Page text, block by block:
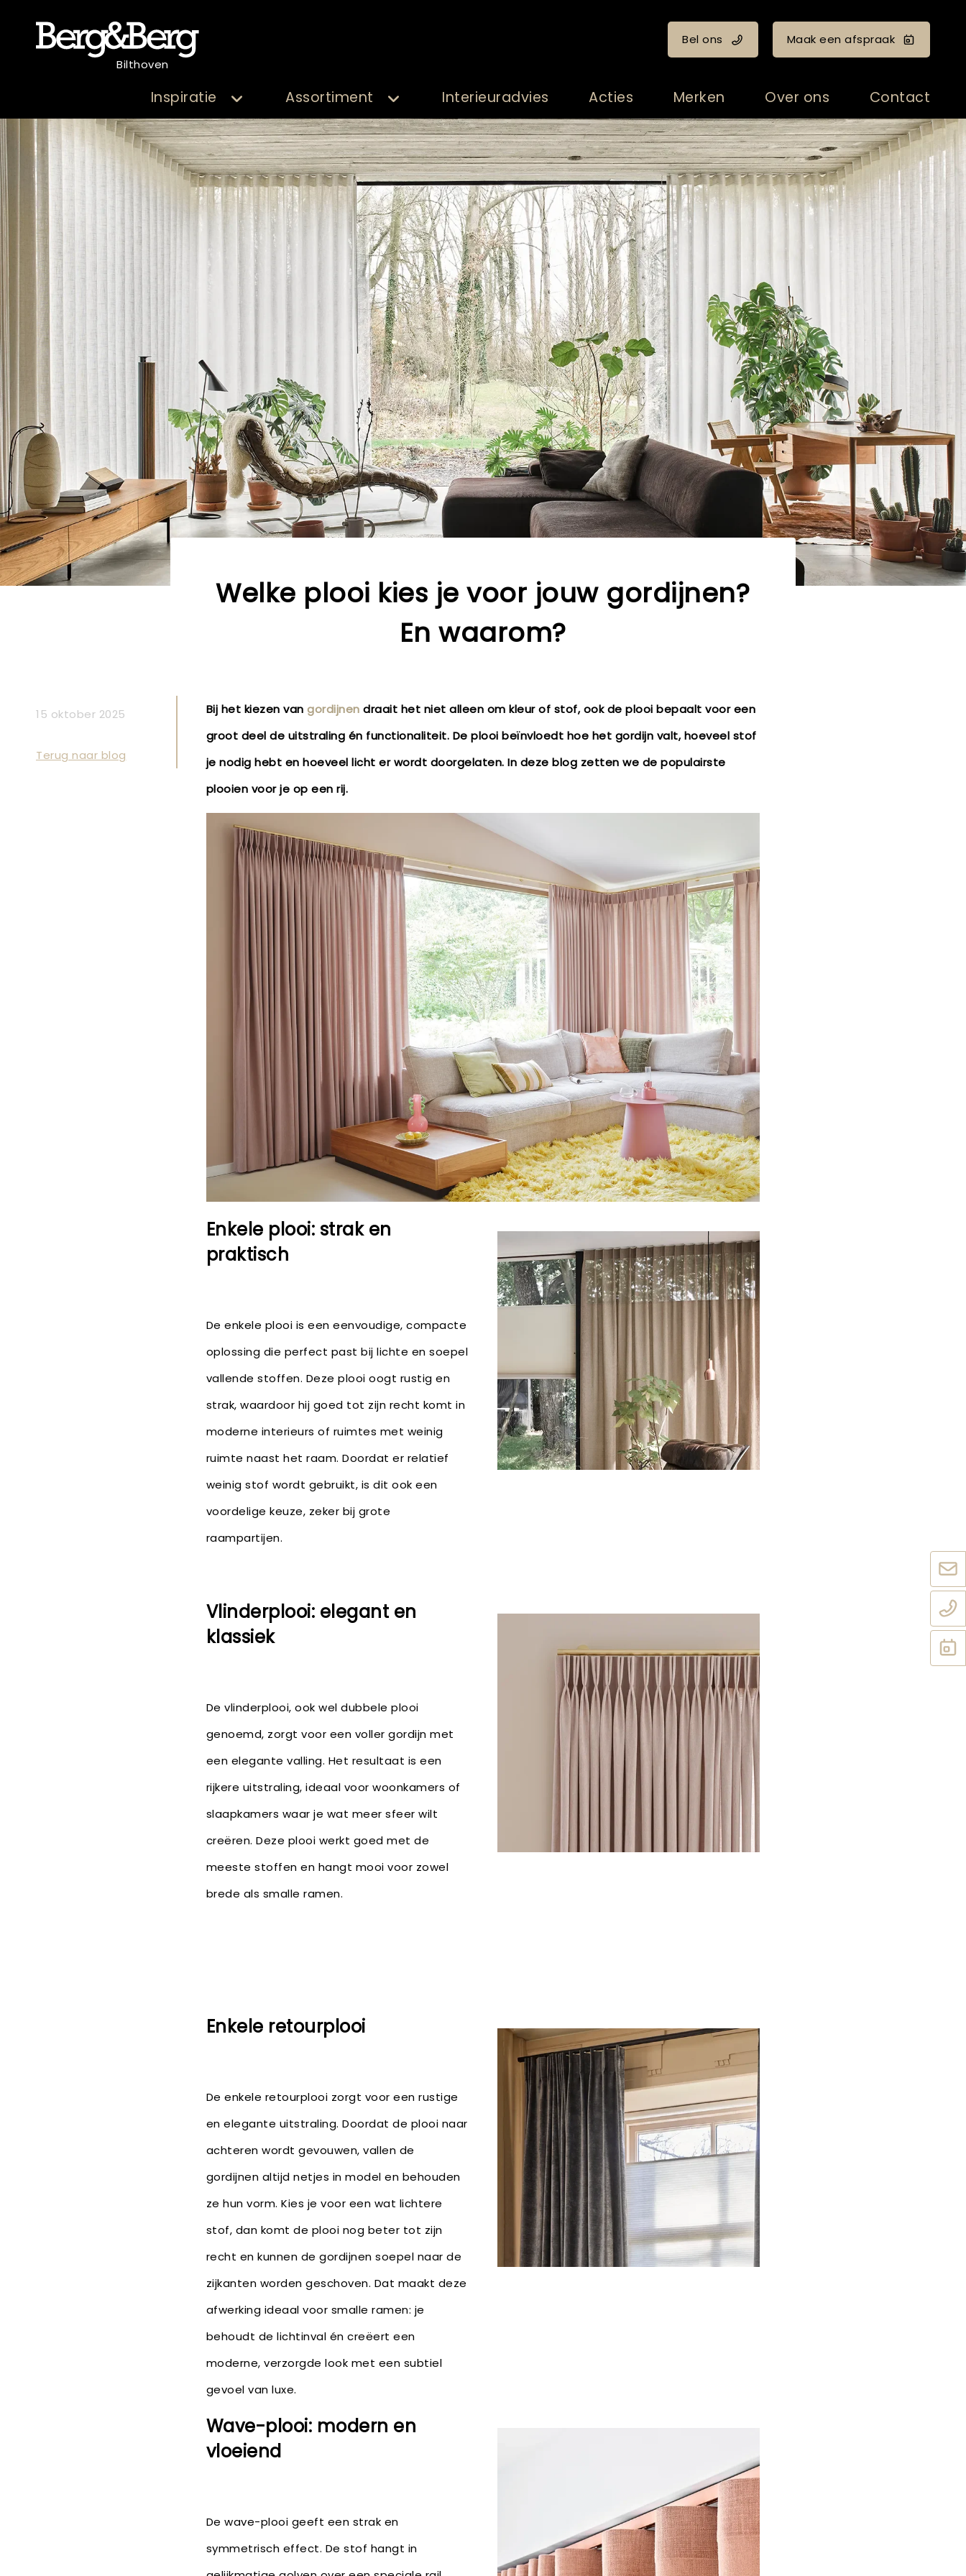
Bilthoven
Bel ons Maak een afspraak
Inspiratie Assortiment Interieuradvies Acties Merken Over ons Contact
Welke plooi kies je voor jouw gordijnen?
En waarom?
15 oktober 2025
Terug naar blog
Bij het kiezen vangordijnen draait het niet alleen om kleur of stof, ook de plooi bepaalt voor een
groot deel de uitstraling én functionaliteit. De plooi beïnvloedt hoe het gordijn valt, hoeveel stof
je nodig hebt en hoeveel licht er wordt doorgelaten. In deze blog zetten we de populairste
plooien voor je op een rij.
Enkele plooi: strak en
praktisch
De enkele plooi is een eenvoudige, compacte
oplossing die perfect past bij lichte en soepel
vallende stoffen. Deze plooi oogt rustig en
strak, waardoor hij goed tot zijn recht komt in
moderne interieurs of ruimtes met weinig
ruimte naast het raam. Doordat er relatief
weinig stof wordt gebruikt, is dit ook een
voordelige keuze, zeker bij grote
raampartijen.
Vlinderplooi: elegant en
klassiek
De vlinderplooi, ook wel dubbele plooi
genoemd, zorgt voor een voller gordijn met
een elegante valling. Het resultaat is een
rijkere uitstraling, ideaal voor woonkamers of
slaapkamers waar je wat meer sfeer wilt
creëren. Deze plooi werkt goed met de
meeste stoffen en hangt mooi voor zowel
brede als smalle ramen.
Enkele retourplooi
De enkele retourplooi zorgt voor een rustige
en elegante uitstraling. Doordat de plooi naar
achteren wordt gevouwen, vallen de
gordijnen altijd netjes in model en behouden
ze hun vorm. Kies je voor een wat lichtere
stof, dan komt de plooi nog beter tot zijn
recht en kunnen de gordijnen soepel naar de
zijkanten worden geschoven. Dat maakt deze
afwerking ideaal voor smalle ramen: je
behoudt de lichtinval én creëert een
moderne, verzorgde look met een subtiel
gevoel van luxe.
Wave-plooi: modern en
vloeiend
De wave-plooi geeft een strak en
symmetrisch effect. De stof hangt in